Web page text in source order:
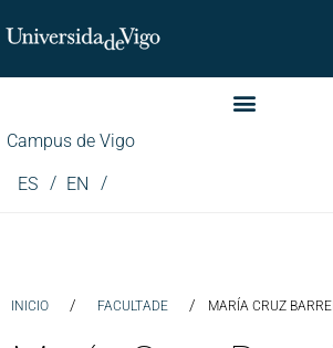
Facultade de Comercio
Campus de Vigo
ES EN
INICIO / FACULTADE / MARÍA CRUZ